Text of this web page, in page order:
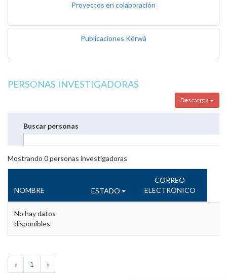
Proyectos en colaboración
Publicaciones Kérwá
PERSONAS INVESTIGADORAS
Descargas
Buscar personas
Mostrando 0personas investigadoras
NOMBRE ESTADO
CORREO
ELECTRÓNICO
No hay datos
disponibles
« 1 »